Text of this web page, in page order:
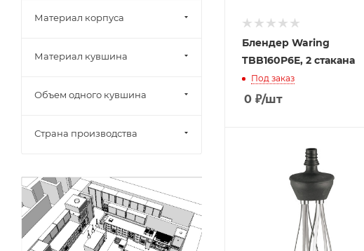
Блендер Waring
TBB160P6E, 2 стакана
Под заказ
0 ₽/шт
Материал корпуса
Материал кувшина
Объем одного кувшина
Страна производства